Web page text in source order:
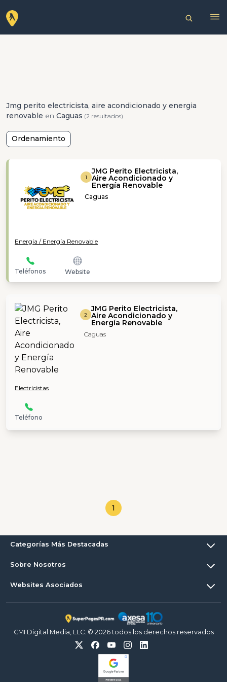
Jmg perito electricista, aire acondicionado y energia
renovable en Caguas (2 resultados)
Ordenamiento
1
JMG Perito Electricista,
Aire Acondicionado y
Energía Renovable
Caguas
Energía / Energía Renovable
Teléfonos Website
2
JMG Perito Electricista,
Aire Acondicionado y
Energía Renovable
Caguas
Electricistas
Teléfono
1
Categorías Más Destacadas
Sobre Nosotros
Websites Asociados
CMI Digital Media, LLC. © 2026 todos los derechos reservados